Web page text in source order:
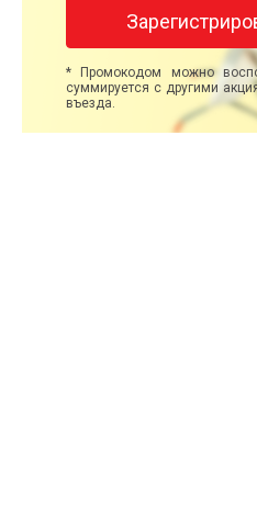
* Промокодом можно
суммируется с другими
въезда.